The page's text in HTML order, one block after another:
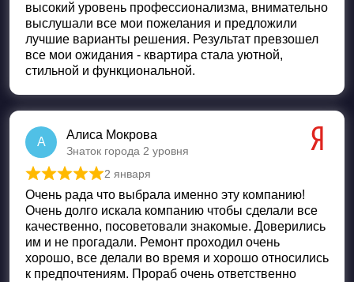
высокий уровень профессионализма, внимательно
выслушали все мои пожелания и предложили
лучшие варианты решения. Результат превзошел
все мои ожидания - квартира стала уютной,
стильной и функциональной.
А
Алиса Мокрова
Знаток города 2 уровня
Оценка 5из 5
2 января
Очень рада что выбрала именно эту компанию!
Очень долго искала компанию чтобы сделали все
качественно, посоветовали знакомые. Доверились
им и не прогадали. Ремонт проходил очень
хорошо, все делали во время и хорошо относились
к предпочтениям. Прораб очень ответственно